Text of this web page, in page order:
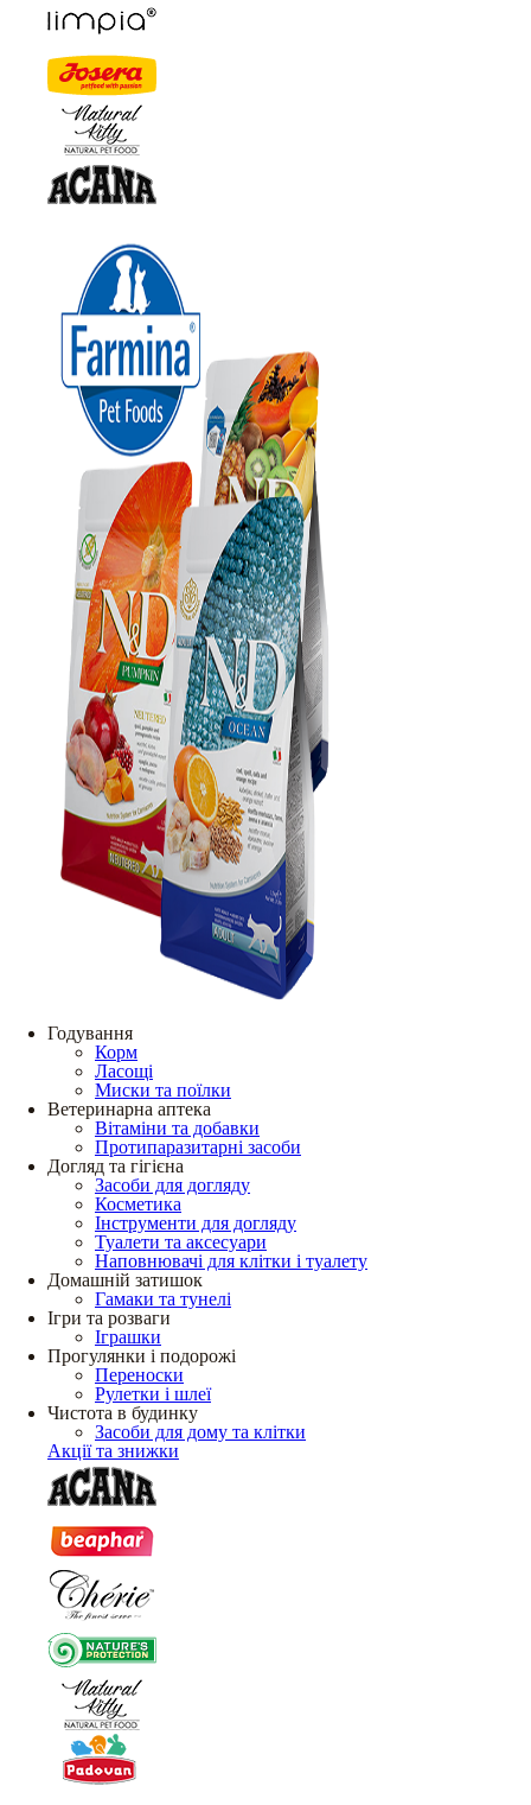
Годування
Корм
Ласощі
Миски та поїлки
Ветеринарна аптека
Вітаміни та добавки
Протипаразитарні засоби
Догляд та гігієна
Засоби для догляду
Косметика
Інструменти для догляду
Туалети та аксесуари
Наповнювачі для клітки і туалету
Домашній затишок
Гамаки та тунелі
Ігри та розваги
Іграшки
Прогулянки і подорожі
Переноски
Рулетки і шлеї
Чистота в будинку
Засоби для дому та клітки
Акції та знижки